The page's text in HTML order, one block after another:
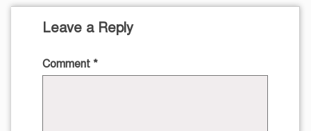
Leave a Reply
Comment *